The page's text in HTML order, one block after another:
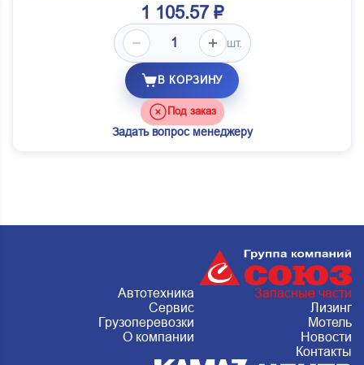
1 105.57 ₽
шт.
В КОРЗИНУ
Под заказ
Задать вопрос менеджеру
Автотехника
Запасные части
Сервис
Лизинг
Грузоперевозки
Мотель
О компании
Новости
Контакты